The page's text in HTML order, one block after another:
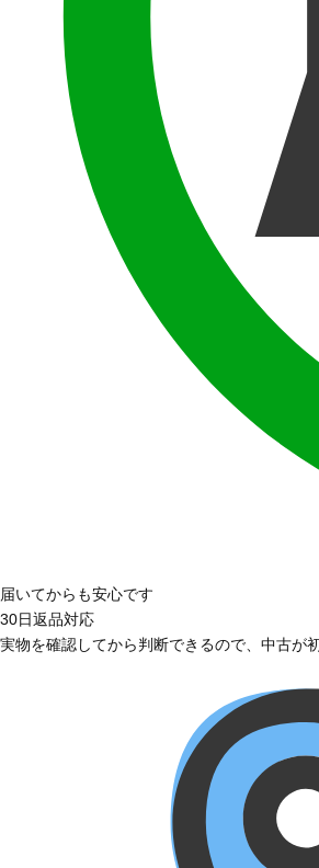
届いてからも安心です
30日返品対応
実物を確認してから判断できるので、中古が